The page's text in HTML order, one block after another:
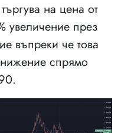
на цена от
увеличение през
въпреки че това
спрямо